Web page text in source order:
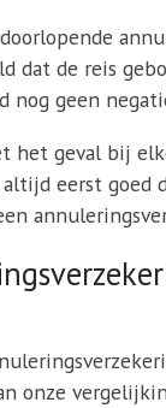
dat de reis
nog geen
het geval bij
eerst goed
onze